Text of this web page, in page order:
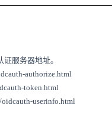
证服务器地址。
authorize.html
token.html
userinfo.html